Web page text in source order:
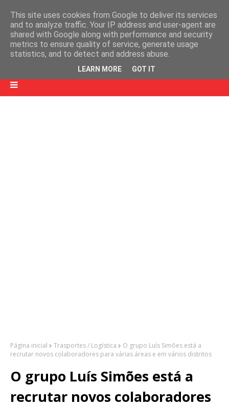
Página inicial Trasportes / Logística
O grupo Luís Simões está a
recrutar novos colaboradores para várias áreas e em vários distritos
O grupo Luís Simões está a
recrutar novos colaboradores
This site uses cookies from Google to deliver its services
and to analyze traffic. Your IP address and user-agent are
shared with Google along with performance and security
metrics to ensure quality of service, generate usage
statistics, and to detect and address abuse.
LEARN MORE GOT IT